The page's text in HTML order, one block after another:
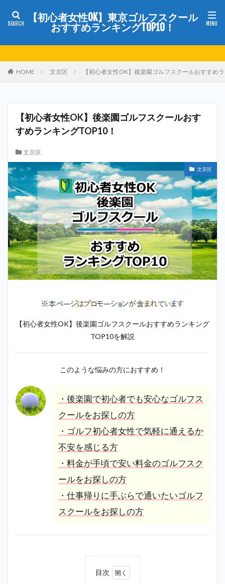
【初心者女性OK】東京ゴルフスクール
おすすめランキングTOP10！
HOME 文京区 【初心者女性OK】後楽園ゴルフスクールおすすめ
【初心者女性OK】後楽園ゴルフスクールおす
すめランキングTOP10！
文京区
文京区
【初心者女性OK】後楽園ゴルフスクールおすすめランキング
TOP10を解説
このような悩みの方におすすめ！
・後楽園で初心者でも安心なゴルフス
クールをお探しの方
・ゴルフ初心者女性で気軽に通えるか
不安を感じる方
・料金が手頃で安い料金のゴルフスク
ールをお探しの方
・仕事帰りに手ぶらで通いたいゴルフ
スクールをお探しの方
目次